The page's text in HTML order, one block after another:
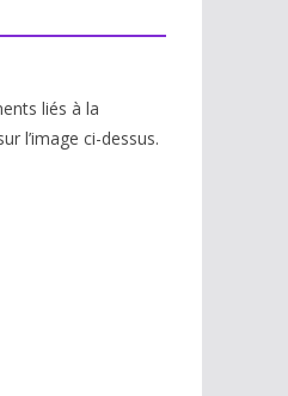
liés à la
l’image ci-dessus.